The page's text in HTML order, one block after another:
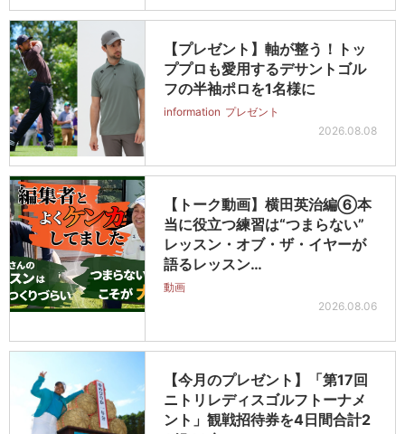
【プレゼント】軸が整う！トッ
ププロも愛用するデサントゴル
フの半袖ポロを1名様に
information プレゼント
2026.08.08
【トーク動画】横田英治編⑥本
当に役立つ練習は“つまらない”
レッスン・オブ・ザ・イヤーが
語るレッスン…
動画
2026.08.06
【今月のプレゼント】「第17回
ニトリレディスゴルフトーナメ
ント」観戦招待券を4日間合計2